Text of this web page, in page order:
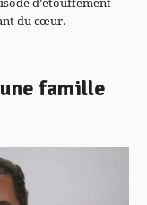
du cœur.
famille